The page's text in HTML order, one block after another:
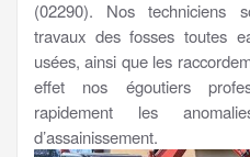
(02290). Nos techniciens
travaux des fosses toutes
usées, ainsi que les
effet nos égoutiers
rapidement les
d’assainissement.